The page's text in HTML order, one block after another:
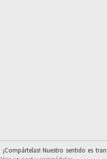
¡Compártelas! Nuestro sentido es